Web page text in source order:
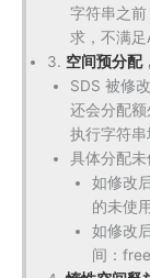
字符串之
求，不满足
3. 空间预分配
SDS 被修
还会分配
执行字符串
具体分配未
如修改
的未使
如修改
间：